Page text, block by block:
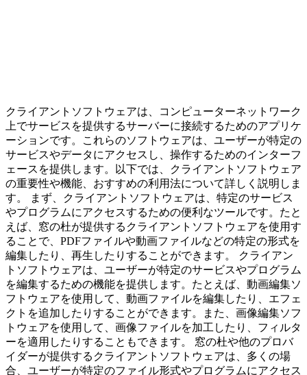
クライアントソフトウェアは、コンピューターネットワーク
上でサービスを提供するサーバーに接続するためのアプリケ
ーションです。これらのソフトウェアは、ユーザーが特定の
サービスやデータにアクセスし、操作するためのインターフ
ェースを提供します。以下では、クライアントソフトウェア
の重要性や機能、おすすめの利用法について詳しく説明しま
す。 まず、クライアントソフトウェアは、特定のサービス
やプログラムにアクセスするための便利なツールです。たと
えば、窓の杜が提供するクライアントソフトウェアを使用す
ることで、PDFファイルや動画ファイルなどの特定の形式を
編集したり、再生したりすることができます。 クライアン
トソフトウェアは、ユーザーが特定のサービスやプログラム
を編集するための機能を提供します。たとえば、動画編集ソ
フトウェアを使用して、動画ファイルを編集したり、エフェ
クトを追加したりすることができます。また、画像編集ソフ
トウェアを使用して、画像ファイルを加工したり、フィルタ
ーを適用したりすることもできます。 窓の杜や他のプロバ
イダーが提供するクライアントソフトウェアは、多くの場
合、ユーザーが特定のファイル形式やプログラムにアクセス